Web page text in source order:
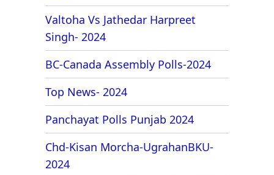
Valtoha Vs Jathedar Harpreet
Singh- 2024
BC-Canada Assembly Polls-2024
Top News- 2024
Panchayat Polls Punjab 2024
Chd-Kisan Morcha-UgrahanBKU-
2024